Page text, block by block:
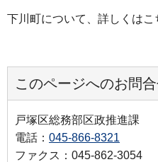
下川町について、詳しくはこ
このページへのお問
戸塚区総務部区政推進課
電話： 045-866-8321
ファクス：045-862-3054